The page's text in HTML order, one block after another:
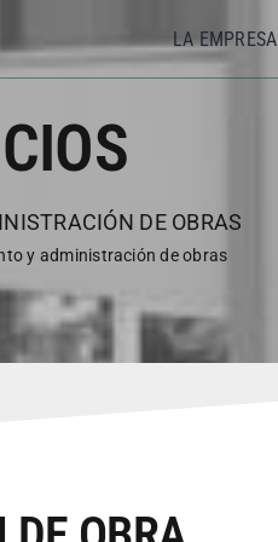
LA EMPRESA
DE OBRAS
y administración de obras